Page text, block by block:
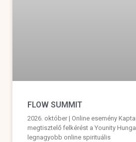
FLOW SUMMIT
2026. október | Online esemény
megtisztelő felkérést a Younity
legnagyobb online spirituális